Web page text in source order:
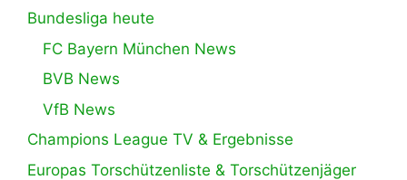
Bundesliga heute
FC Bayern München News
BVB News
VfB News
Champions League TV & Ergebnisse
Europas Torschützenliste & Torschützenjäger